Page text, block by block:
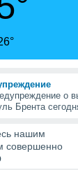
о
Брента
нашим
совершенно